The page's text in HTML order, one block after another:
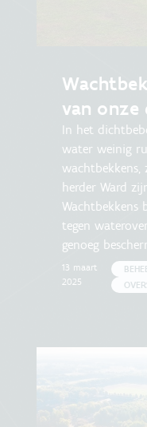
van onze
In het
water weinig
wachtbekkens,
herder Ward
Wachtbekkens
tegen
genoeg
13 maart
2025